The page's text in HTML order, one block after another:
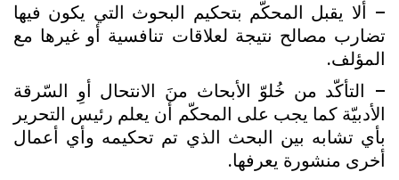
– ألا يقبل المحکّم بتحکيم البحوث التي يکون فيها
تضارب مصالح نتيجة لعلاقات تنافسية أو غيرها مع
المؤلف.
– التأکّد من خُلوّ الأبحاث منَ الانتحال أوِ السّرقة
الأدبيّة کما يجب على المحکّم أن يعلم رئيس التحرير
بأي تشابه بين البحث الذي تم تحکيمه وأي أعمال
أخرى منشورة يعرفها.